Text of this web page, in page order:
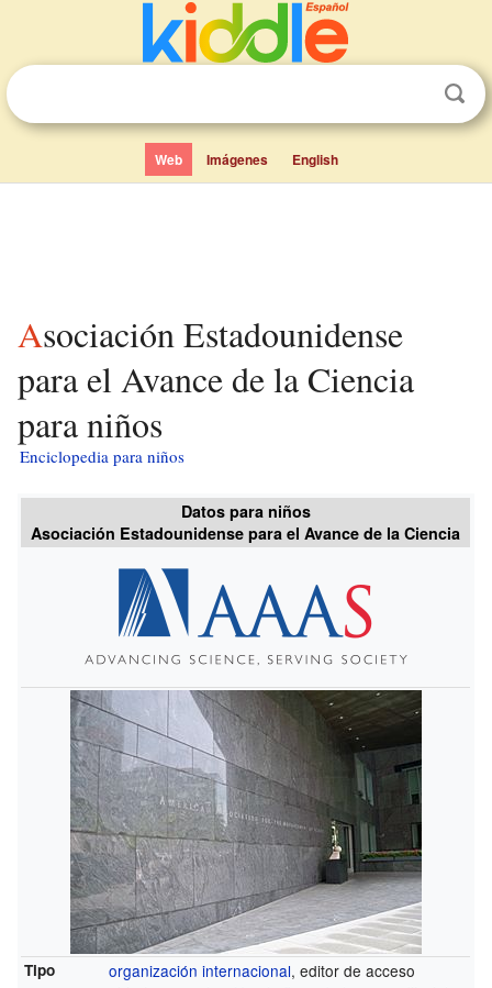
Web Imágenes English
Asociación Estadounidense
para el Avance de la Ciencia
para niños
Enciclopedia para niños
Datos para niños
Asociación Estadounidense para el Avance de la Ciencia
Tipo organización internacional, editor de acceso